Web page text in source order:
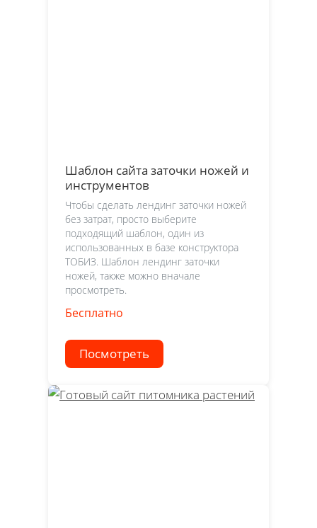
Шаблон сайта заточки ножей и
инструментов
Чтобы сделать лендинг заточки ножей
без затрат, просто выберите
подходящий шаблон, один из
использованных в базе конструктора
ТОБИЗ. Шаблон лендинг заточки
ножей, также можно вначале
просмотреть.
Бесплатно
Посмотреть